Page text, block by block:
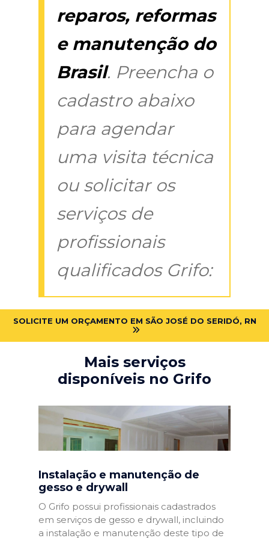
reparos, reformas
e manutenção do
Brasil. Preencha o
cadastro abaixo
para agendar
uma visita técnica
ou solicitar os
serviços de
profissionais
qualificados Grifo:
SOLICITE UM ORÇAMENTO EM SÃO JOSÉ DO SERIDÓ, RN
Mais serviços
disponíveis no Grifo
Instalação e manutenção de
gesso e drywall
O Grifo possui profissionais cadastrados
em serviços de gesso e drywall, incluindo
a instalação e manutenção deste tipo de